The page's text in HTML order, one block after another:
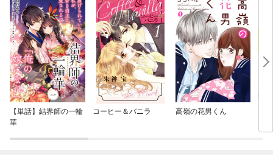
【単話】結界師の一輪
華
コーヒー＆バニラ 高嶺の花男くん